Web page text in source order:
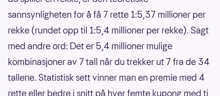
sannsynligheten for å få 7 rette 1:5,37 millioner per
rekke (rundet opp til 1:5,4 millioner per rekke). Sagt
med andre ord: Det er 5,4 millioner mulige
kombinasjoner av 7 tall når du trekker ut 7 fra de 34
tallene. Statistisk sett vinner man en premie med 4
rette eller bedre i snitt på hver femte kupong med ti